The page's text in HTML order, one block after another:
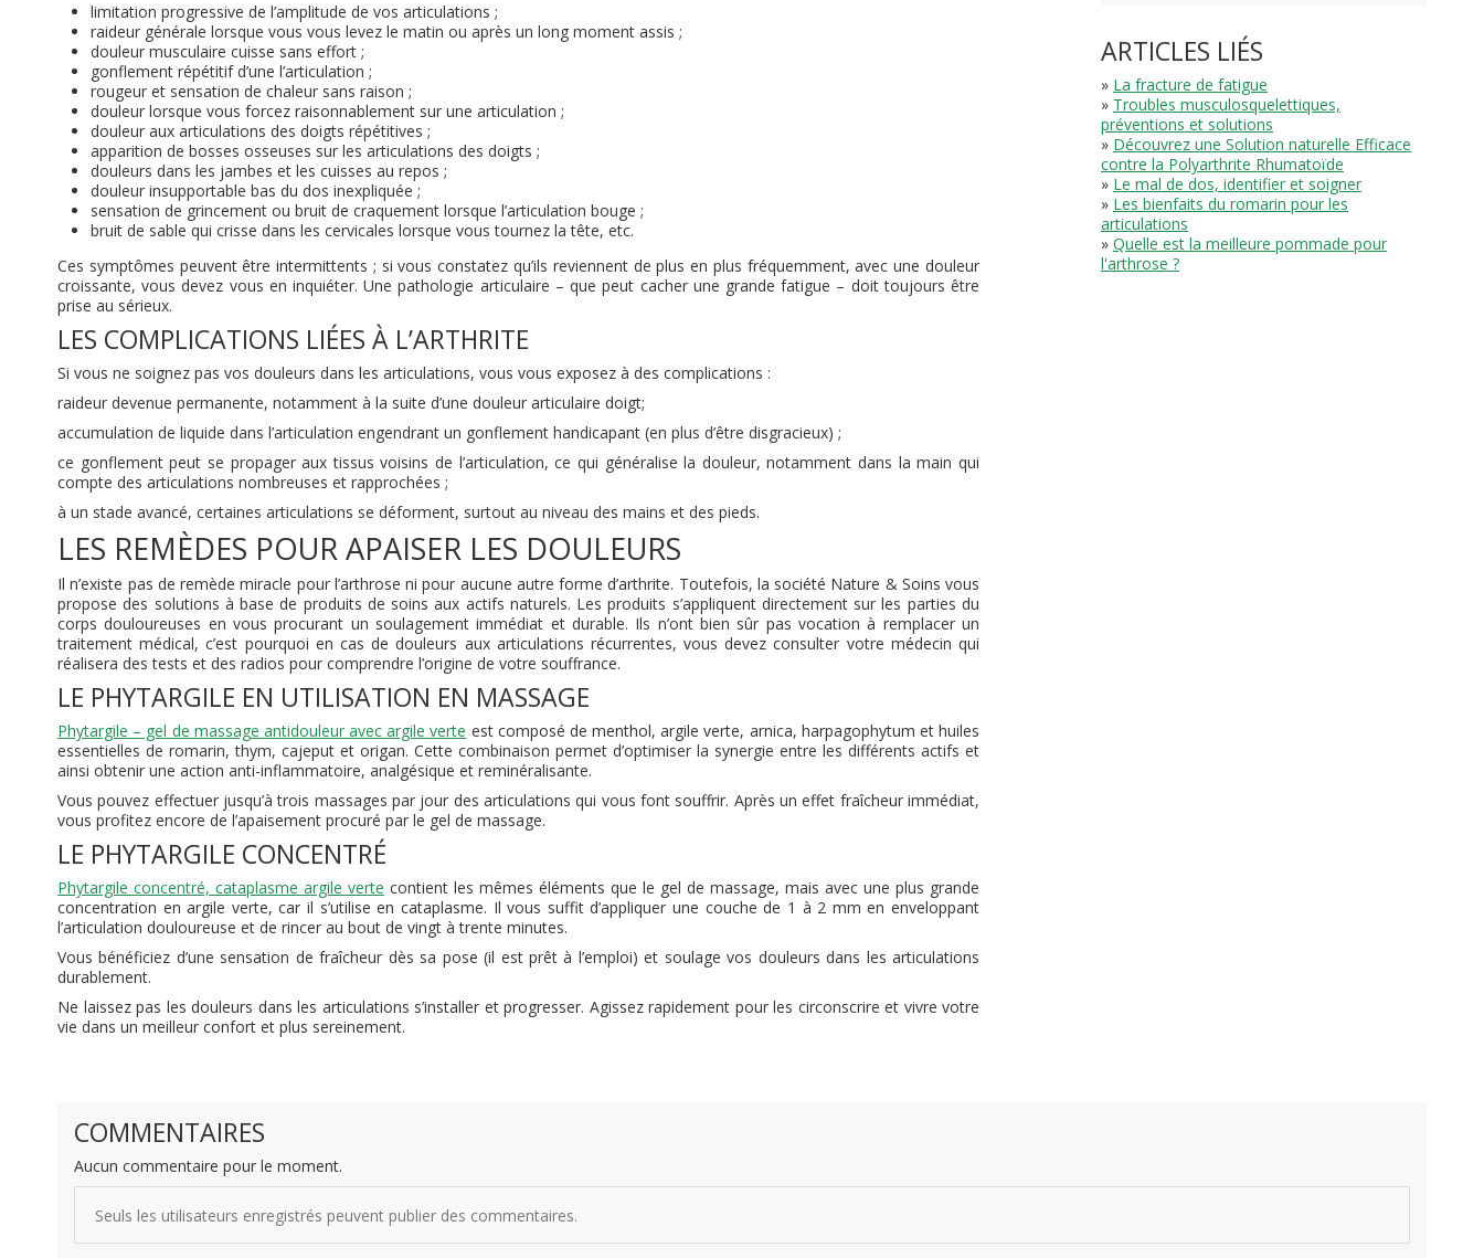
limitation progressive de l’amplitude de vos articulations ;
raideur générale lorsque vous vous levez le matin ou après un long moment assis ;
douleur musculaire cuisse sans effort ;
gonflement répétitif d’une l’articulation ;
rougeur et sensation de chaleur sans raison ;
douleur lorsque vous forcez raisonnablement sur une articulation ;
douleur aux articulations des doigts répétitives ;
apparition de bosses osseuses sur les articulations des doigts ;
douleurs dans les jambes et les cuisses au repos ;
douleur insupportable bas du dos inexpliquée ;
sensation de grincement ou bruit de craquement lorsque l’articulation bouge ;
bruit de sable qui crisse dans les cervicales lorsque vous tournez la tête, etc.
Ces symptômes peuvent être intermittents ; si vous constatez qu’ils reviennent de plus en plus fréquemment, avec une douleur
croissante, vous devez vous en inquiéter. Une pathologie articulaire – que peut cacher une grande fatigue – doit toujours être
prise au sérieux.
LES COMPLICATIONS LIÉES À L’ARTHRITE
Si vous ne soignez pas vos douleurs dans les articulations, vous vous exposez à des complications :
raideur devenue permanente, notamment à la suite d’une douleur articulaire doigt;
accumulation de liquide dans l’articulation engendrant un gonflement handicapant (en plus d’être disgracieux) ;
ce gonflement peut se propager aux tissus voisins de l’articulation, ce qui généralise la douleur, notamment dans la main qui
compte des articulations nombreuses et rapprochées ;
à un stade avancé, certaines articulations se déforment, surtout au niveau des mains et des pieds.
LES REMÈDES POUR APAISER LES DOULEURS
Il n’existe pas de remède miracle pour l’arthrose ni pour aucune autre forme d’arthrite. Toutefois, la société Nature & Soins vous
propose des solutions à base de produits de soins aux actifs naturels. Les produits s’appliquent directement sur les parties du
corps douloureuses en vous procurant un soulagement immédiat et durable. Ils n’ont bien sûr pas vocation à remplacer un
traitement médical, c’est pourquoi en cas de douleurs aux articulations récurrentes, vous devez consulter votre médecin qui
réalisera des tests et des radios pour comprendre l’origine de votre souffrance.
LE PHYTARGILE EN UTILISATION EN MASSAGE
Phytargile – gel de massage antidouleur avec argile verte est composé de menthol, argile verte, arnica, harpagophytum et huiles
essentielles de romarin, thym, cajeput et origan. Cette combinaison permet d’optimiser la synergie entre les différents actifs et
ainsi obtenir une action anti-inflammatoire, analgésique et reminéralisante.
Vous pouvez effectuer jusqu’à trois massages par jour des articulations qui vous font souffrir. Après un effet fraîcheur immédiat,
vous profitez encore de l’apaisement procuré par le gel de massage.
LE PHYTARGILE CONCENTRÉ
Phytargile concentré, cataplasme argile verte contient les mêmes éléments que le gel de massage, mais avec une plus grande
concentration en argile verte, car il s’utilise en cataplasme. Il vous suffit d’appliquer une couche de 1 à 2 mm en enveloppant
l’articulation douloureuse et de rincer au bout de vingt à trente minutes.
Vous bénéficiez d’une sensation de fraîcheur dès sa pose (il est prêt à l’emploi) et soulage vos douleurs dans les articulations
durablement.
Ne laissez pas les douleurs dans les articulations s’installer et progresser. Agissez rapidement pour les circonscrire et vivre votre
vie dans un meilleur confort et plus sereinement.
ARTICLES LIÉS
» La fracture de fatigue
» Troubles musculosquelettiques,
préventions et solutions
» Découvrez une Solution naturelle Efficace
contre la Polyarthrite Rhumatoïde
» Le mal de dos, identifier et soigner
» Les bienfaits du romarin pour les
articulations
» Quelle est la meilleure pommade pour
l'arthrose ?
COMMENTAIRES
Aucun commentaire pour le moment.
Seuls les utilisateurs enregistrés peuvent publier des commentaires.